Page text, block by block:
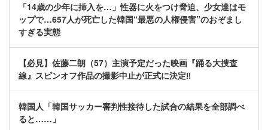
「14歳の少年に挿入を…」性器に火をつけ脅迫、少女達はモ
ップで…657人が死亡した韓国“最悪の人権侵害”のおぞまし
すぎる実態
【必見】佐藤二朗（57）主演予定だった映画『踊る大捜査
線』スピンオフ作品の撮影中止が正式に決定‼
韓国人「韓国サッカー審判性接待した試合の結果を全部調べ
ると……」